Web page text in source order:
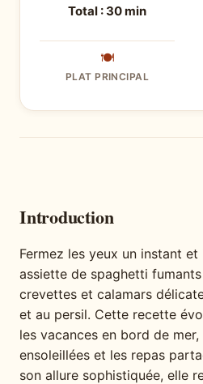
Total : 30 min
🍽
PLAT PRINCIPAL
Introduction
Fermez les yeux un instant
assiette de spaghetti
crevettes et calamars
et au persil. Cette recette
les vacances en bord de
ensoleillées et les repas
son allure sophistiquée, elle